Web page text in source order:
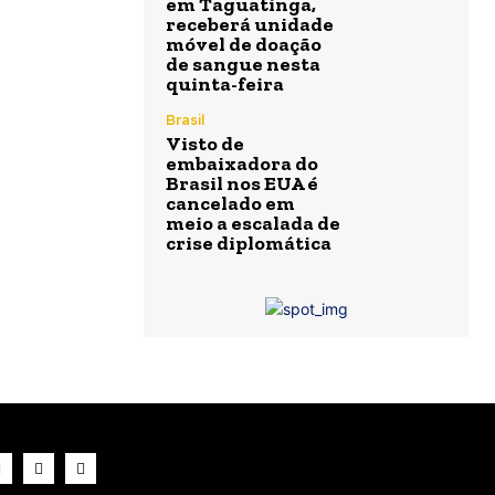
receberá unidade
móvel de doação
de sangue nesta
quinta-feira
Brasil
Visto de
embaixadora do
Brasil nos EUA é
cancelado em
meio a escalada de
crise diplomática